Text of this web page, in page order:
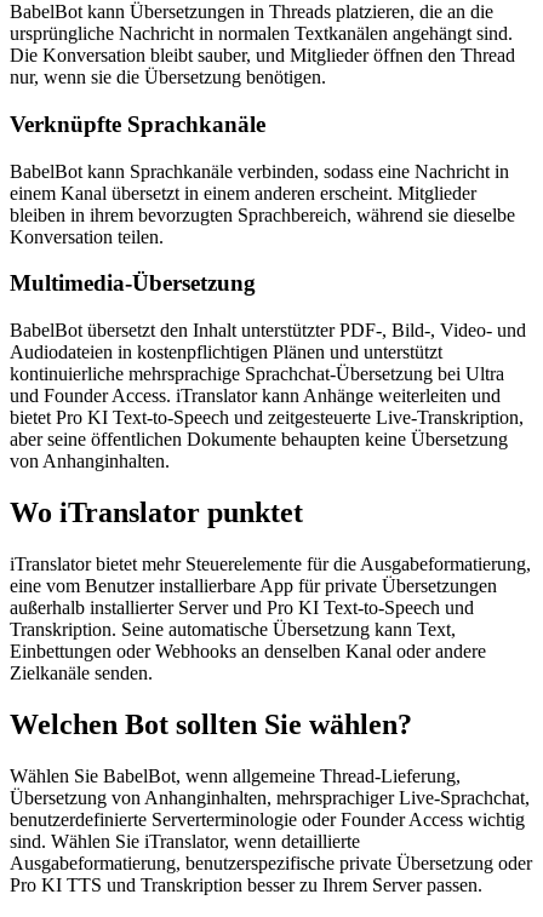
BabelBot kann Übersetzungen in Threads platzieren, die an die
ursprüngliche Nachricht in normalen Textkanälen angehängt sind.
Die Konversation bleibt sauber, und Mitglieder öffnen den Thread
nur, wenn sie die Übersetzung benötigen.
Verknüpfte Sprachkanäle
BabelBot kann Sprachkanäle verbinden, sodass eine Nachricht in
einem Kanal übersetzt in einem anderen erscheint. Mitglieder
bleiben in ihrem bevorzugten Sprachbereich, während sie dieselbe
Konversation teilen.
Multimedia-Übersetzung
BabelBot übersetzt den Inhalt unterstützter PDF-, Bild-, Video- und
Audiodateien in kostenpflichtigen Plänen und unterstützt
kontinuierliche mehrsprachige Sprachchat-Übersetzung bei Ultra
und Founder Access. iTranslator kann Anhänge weiterleiten und
bietet Pro KI Text-to-Speech und zeitgesteuerte Live-Transkription,
aber seine öffentlichen Dokumente behaupten keine Übersetzung
von Anhanginhalten.
Wo iTranslator punktet
iTranslator bietet mehr Steuerelemente für die Ausgabeformatierung,
eine vom Benutzer installierbare App für private Übersetzungen
außerhalb installierter Server und Pro KI Text-to-Speech und
Transkription. Seine automatische Übersetzung kann Text,
Einbettungen oder Webhooks an denselben Kanal oder andere
Zielkanäle senden.
Welchen Bot sollten Sie wählen?
Wählen Sie BabelBot, wenn allgemeine Thread-Lieferung,
Übersetzung von Anhanginhalten, mehrsprachiger Live-Sprachchat,
benutzerdefinierte Serverterminologie oder Founder Access wichtig
sind. Wählen Sie iTranslator, wenn detaillierte
Ausgabeformatierung, benutzerspezifische private Übersetzung oder
Pro KI TTS und Transkription besser zu Ihrem Server passen.